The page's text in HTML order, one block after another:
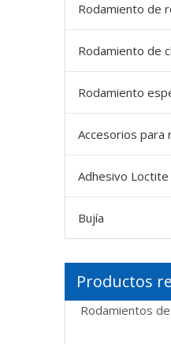
Rodamiento de
Rodamiento de
Rodamiento
Accesorios para
Adhesivo Loctite
Bujía
Productos